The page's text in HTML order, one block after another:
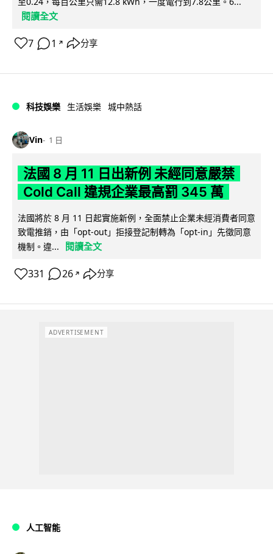
閱讀全文
7 1 ↗ 分享
科技娛樂 生活娛樂 城中熱話
Vin 1 日
法國 8 月 11 日出新例 未經同意嚴禁
Cold Call 違規企業最高罰 345 萬
法國將於 8 月 11 日起實施新例，全面禁止企業未經消費者同意
致電推銷，由「opt-out」拒接登記制轉為「opt-in」先徵同意
機制。違...
閱讀全文
331 26 ↗ 分享
ADVERTISEMENT
人工智能